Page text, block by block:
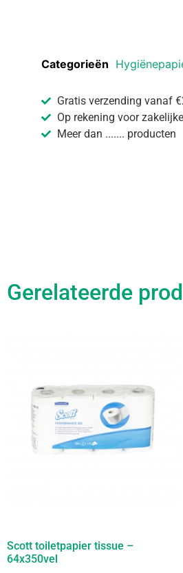
Categorieën
Gratis verzending vanaf
Op rekening voor
Meer dan ....... producten
Gerelateerde
Scott toiletpapier tissue –
64x350vel